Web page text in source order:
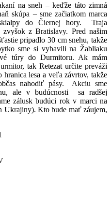
na sneh – keďže táto zimná
skúpa – sme začiatkom marca
do Čiernej hory. Traja
zvyšok z Bratislavy. Pred našim
pripadlo 30 cm snehu, takže
sme si vybavili na Žabliaku
túry do Durmitoru. Ak mám
tak Retezat určite preváži
lesa a veľa závrtov, takže
nahodiť pásy. Akciu sme
ale v budúcnosti sa radšej
zálusk budúci rok v marci na
Ukrajiny). Kto bude mať záujem,